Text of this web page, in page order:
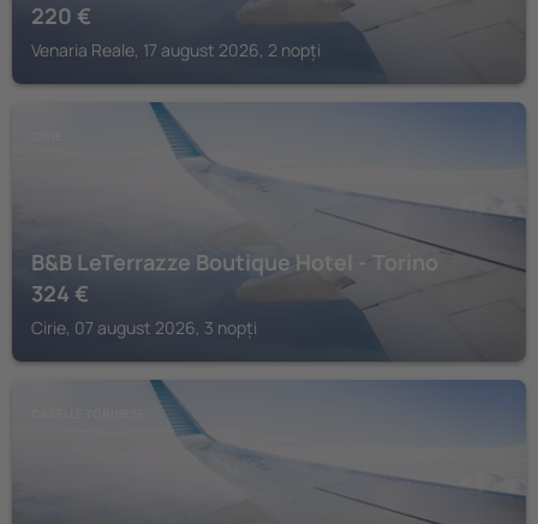
220 €
Venaria Reale, 17 august 2026, 2 nopți
B&B LeTerrazze Boutique Hotel - Torino
324 €
Cirie, 07 august 2026, 3 nopți